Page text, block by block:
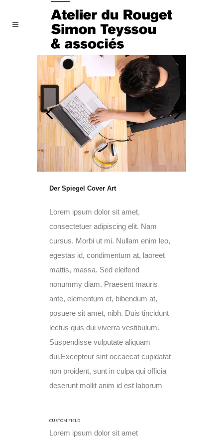
Der Spiegel Cover Art
Lorem ipsum dolor sit amet,
consectetuer adipiscing elit. Nam
cursus. Morbi ut mi. Nullam enim leo,
egestas id, condimentum at, laoreet
mattis, massa. Sed eleifend
nonummy diam. Praesent mauris
ante, elementum et, bibendum at,
posuere sit amet, nibh. Duis tincidunt
lectus quis dui viverra vestibulum.
Suspendisse vulputate aliquam
dui.Excepteur sint occaecat cupidatat
non proident, sunt in culpa qui officia
deserunt mollit anim id est laborum
CUSTOM FIELD
Lorem ipsum dolor sit amet